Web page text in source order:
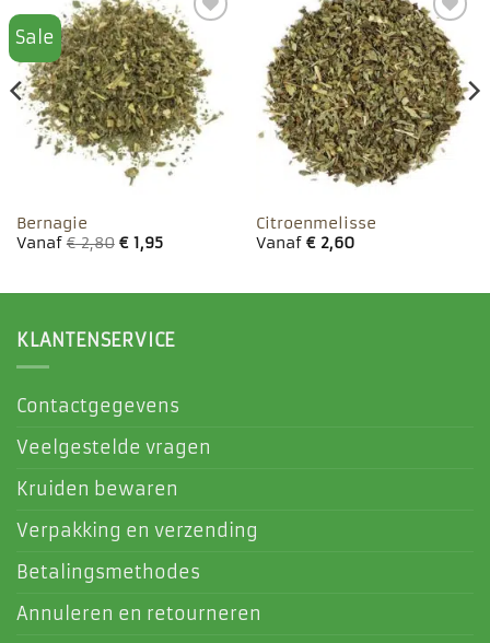
Sale
Toevoegen
aan
favorieten
Bernagie
Vanaf€2,80 €1,95
Toevoegen
aan
favorieten
Citroenmelisse
Vanaf €2,60
KLANTENSERVICE
Contactgegevens
Veelgestelde vragen
Kruiden bewaren
Verpakking en verzending
Betalingsmethodes
Annuleren en retourneren